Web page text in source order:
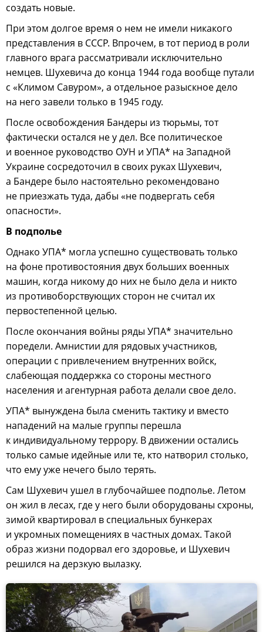
создать новые.
При этом долгое время о нем не имели никакого
представления в СССР. Впрочем, в тот период в роли
главного врага рассматривали исключительно
немцев. Шухевича до конца 1944 года вообще путали
с «Климом Савуром», а отдельное разыскное дело
на него завели только в 1945 году.
После освобождения Бандеры из тюрьмы, тот
фактически остался не у дел. Все политическое
и военное руководство ОУН и УПА* на Западной
Украине сосредоточил в своих руках Шухевич,
а Бандере было настоятельно рекомендовано
не приезжать туда, дабы «не подвергать себя
опасности».
В подполье
Однако УПА* могла успешно существовать только
на фоне противостояния двух больших военных
машин, когда никому до них не было дела и никто
из противоборствующих сторон не считал их
первостепенной целью.
После окончания войны ряды УПА* значительно
поредели. Амнистии для рядовых участников,
операции с привлечением внутренних войск,
слабеющая поддержка со стороны местного
населения и агентурная работа делали свое дело.
УПА* вынуждена была сменить тактику и вместо
нападений на малые группы перешла
к индивидуальному террору. В движении остались
только самые идейные или те, кто натворил столько,
что ему уже нечего было терять.
Сам Шухевич ушел в глубочайшее подполье. Летом
он жил в лесах, где у него были оборудованы схроны,
зимой квартировал в специальных бункерах
и укромных помещениях в частных домах. Такой
образ жизни подорвал его здоровье, и Шухевич
решился на дерзкую вылазку.